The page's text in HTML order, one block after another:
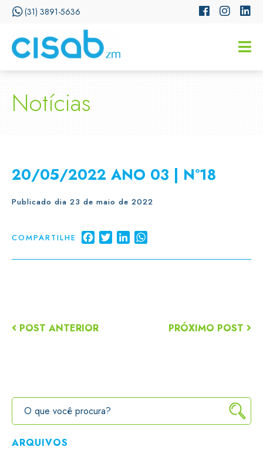
(31) 3891-5636
Notícias
20/05/2022 ANO 03 | Nº18
Publicado dia 23 de maio de 2022
COMPARTILHE FacebookTwitterLinkedIn
POST ANTERIOR PRÓXIMO POST
ARQUIVOS
CISSA